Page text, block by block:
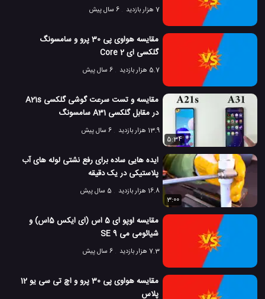
7 هزار بازدید 6 سال پیش
مقایسه هواوی پی 30 پرو و سامسونگ
گلکسی ای 2 Core
5.7 هزار بازدید 6 سال پیش
مقایسه و تست سرعت گوشی گلکسی A21s
در مقابل گلکسی A31 سامسونگ
13.9 هزار بازدید
6 سال پیش
5:34
ایده هایی ساده برای رفع نشتی لوله های آب
پلاستیکی در یک دقیقه
16.8 هزار بازدید
5 سال پیش
3:00
مقایسه اوپو ای 5 اس (ای ایکس 5اس) و
شیائومی می 9 SE
7.3 هزار بازدید 6 سال پیش
مقایسه هواوی پی 30 پرو و اچ تی سی یو 12
پلاس